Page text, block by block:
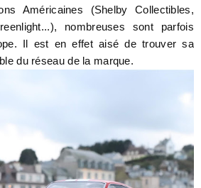
Américaines (Shelby Collectibles,
nombreuses sont parfois
Il est en effet aisé de trouver sa
du réseau de la marque.